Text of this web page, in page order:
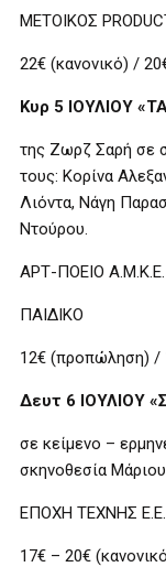
ΜΕΤΟΙΚΟΣ
22€ (κανονικό) /
Κυρ 5 ΙΟΥΛΙΟΥ
της Ζωρζ Σαρή σε
τους: Κορίνα
Λιόντα, Νάγη
Ντούρου.
ΑΡΤ-ΠΟΕΙΟ Α.Μ.Κ.Ε.
ΠΑΙΔΙΚΟ
12€ (προπώληση) /
Δευτ 6 ΙΟΥΛΙΟΥ
σε κείμενο –
σκηνοθεσία
ΕΠΟΧΗ ΤΕΧΝΗΣ Ε.Ε.
17€ – 20€